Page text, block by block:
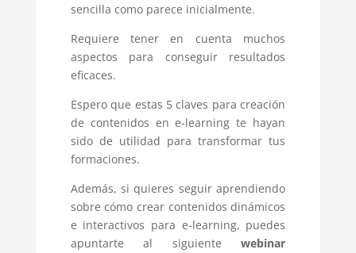
sencilla como parece inicialmente.
Requiere tener en cuenta muchos
aspectos para conseguir resultados
eficaces.
Espero que estas 5 claves para creación
de contenidos en e-learning te hayan
sido de utilidad para transformar tus
formaciones.
Además, si quieres seguir aprendiendo
sobre cómo crear contenidos dinámicos
e interactivos para e-learning, puedes
apuntarte al siguientewebinar